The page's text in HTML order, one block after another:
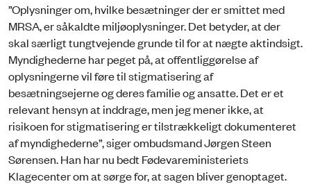
”Oplysninger om, hvilke besætninger der er smittet med
MRSA, er såkaldte miljøoplysninger. Det betyder, at der
skal særligt tungtvejende grunde til for at nægte aktindsigt.
Myndighederne har peget på, at offentliggørelse af
oplysningerne vil føre til stigmatisering af
besætningsejerne og deres familie og ansatte. Det er et
relevant hensyn at inddrage, men jeg mener ikke, at
risikoen for stigmatisering er tilstrækkeligt dokumenteret
af myndighederne”, siger ombudsmand Jørgen Steen
Sørensen. Han har nu bedt Fødevareministeriets
Klagecenter om at sørge for, at sagen bliver genoptaget.